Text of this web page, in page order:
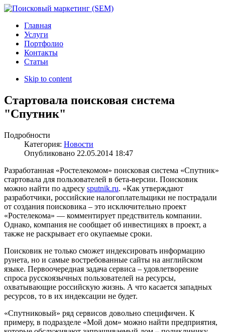
Главная
Услуги
Портфолио
Контакты
Статьи
Skip to content
Стартовала поисковая система
"Спутник"
Подробности
Категория: Новости
Опубликовано 22.05.2014 18:47
Разработанная «Ростелекомом» поисковая система «Спутник»
стартовала для пользователей в бета-версии. Поисковик
можно найти по адресу sputnik.ru. «Как утверждают
разработчики, российские налогоплательщики не пострадали
от создания поисковика – это исключительно проект
«Ростелекома» — комментирует предствитель компании.
Однако, компания не сообщает об инвестициях в проект, а
также не раскрывает его окупаемые сроки.
Поисковик не только сможет индексировать информацию
рунета, но и самые востребованные сайты на английском
языке. Первоочередная задача сервиса – удовлетворение
спроса русскоязычных пользователей на ресурсы,
охватывающие российскую жизнь. А что касается западных
ресурсов, то в их индексации не будет.
«Спутниковый» ряд сервисов довольно специфичен. К
примеру, в подразделе «Мой дом» можно найти предприятия,